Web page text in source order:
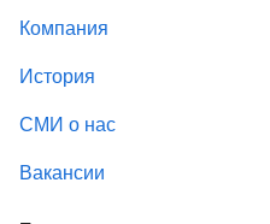
Компания
История
СМИ о нас
Вакансии